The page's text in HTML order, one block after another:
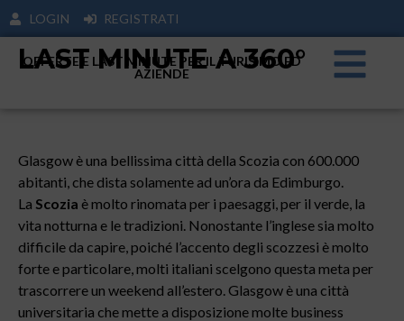
LOGIN REGISTRATI
LAST MINUTE A 360°
OFFERTE E LAST MINUTE PER IL TURISIMO ED
AZIENDE
Glasgow è una bellissima città della Scozia con 600.000
abitanti, che dista solamente ad un’ora da Edimburgo.
La Scozia è molto rinomata per i paesaggi, per il verde, la
vita notturna e le tradizioni. Nonostante l’inglese sia molto
difficile da capire, poiché l’accento degli scozzesi è molto
forte e particolare, molti italiani scelgono questa meta per
trascorrere un weekend all’estero. Glasgow è una città
universitaria che mette a disposizione molte business